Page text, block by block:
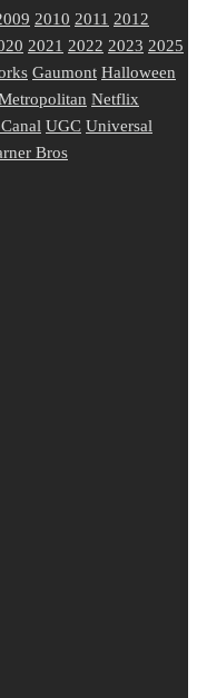
2010 2011 2012
2021 2022 2023 2025
Gaumont Halloween
Netflix
UGC Universal
Bros